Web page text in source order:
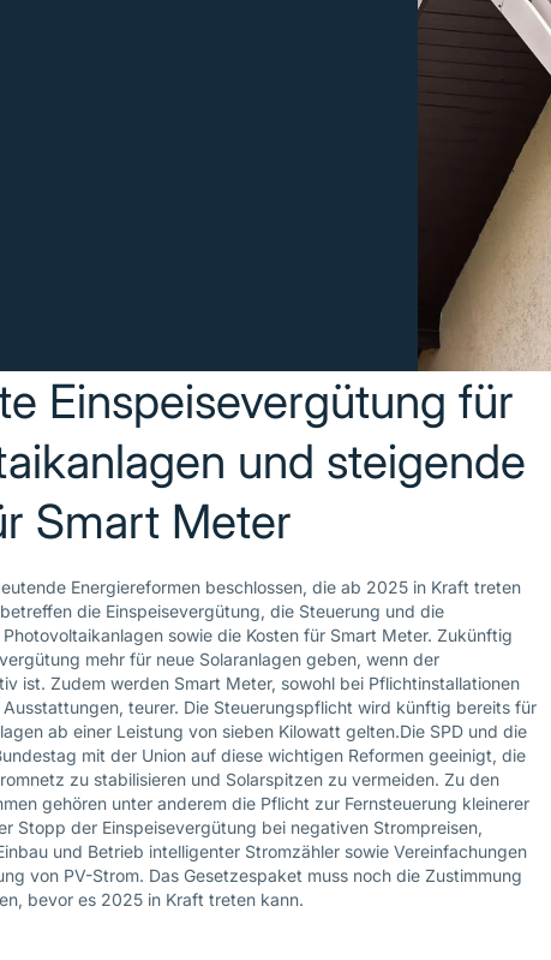
Einspeisevergütung für
und steigende
Smart Meter
Energiereformen beschlossen, die ab 2025 in Kraft treten
die Einspeisevergütung, die Steuerung und die
sowie die Kosten für Smart Meter. Zukünftig
mehr für neue Solaranlagen geben, wenn der
ist. Zudem werden Smart Meter, sowohl bei Pflichtinstallationen
teurer. Die Steuerungspflicht wird künftig bereits für
ab einer Leistung von sieben Kilowatt gelten.Die SPD und die
mit der Union auf diese wichtigen Reformen geeinigt, die
zu stabilisieren und Solarspitzen zu vermeiden. Zu den
gehören unter anderem die Pflicht zur Fernsteuerung kleinerer
Stopp der Einspeisevergütung bei negativen Strompreisen,
und Betrieb intelligenter Stromzähler sowie Vereinfachungen
von PV-Strom. Das Gesetzespaket muss noch die Zustimmung
bevor es 2025 in Kraft treten kann.